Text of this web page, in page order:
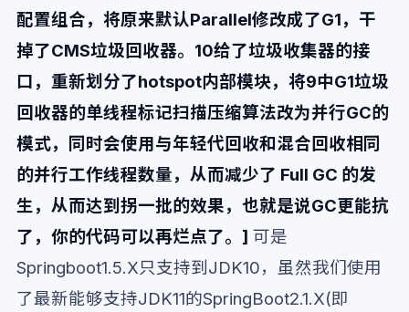
配置组合，将原来默认Parallel修改成了G1，干
掉了CMS垃圾回收器。10给了垃圾收集器的接
口，重新划分了hotspot内部模块，将9中G1垃圾
回收器的单线程标记扫描压缩算法改为并行GC的
模式，同时会使用与年轻代回收和混合回收相同
的并行工作线程数量，从而减少了 Full GC 的发
生，从而达到拐一批的效果，也就是说GC更能抗
了，你的代码可以再烂点了。] 可是
Springboot1.5.X只支持到JDK10，虽然我们使用
了最新能够支持JDK11的SpringBoot2.1.X(即